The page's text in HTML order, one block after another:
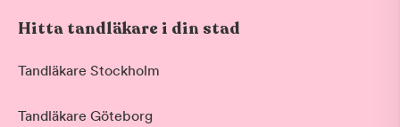
Hitta tandläkare i din stad
Tandläkare Stockholm
Tandläkare Göteborg